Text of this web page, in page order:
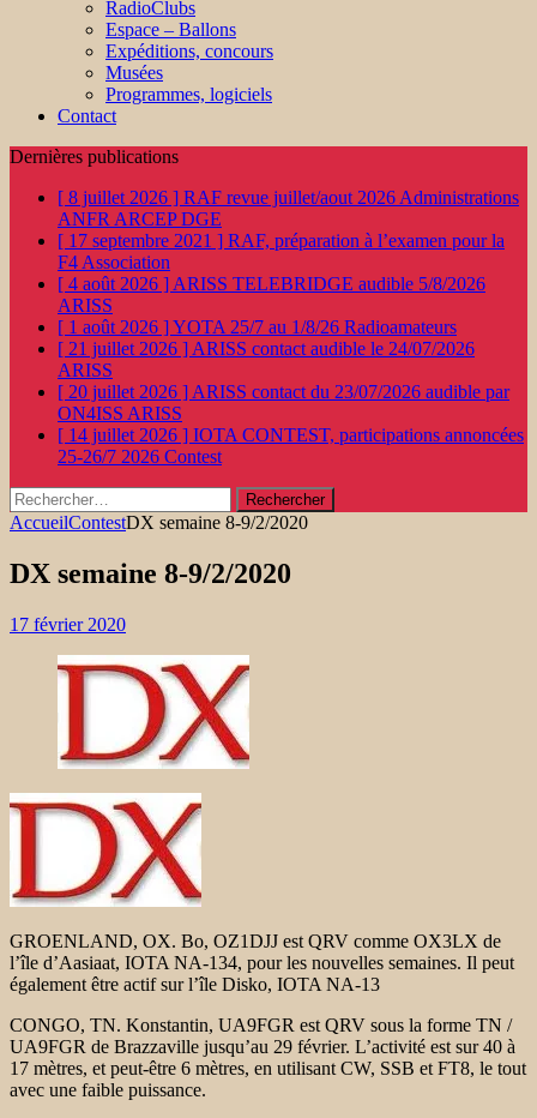
RadioClubs
Espace – Ballons
Expéditions, concours
Musées
Programmes, logiciels
Contact
Dernières publications
[ 8 juillet 2026 ] RAF revue juillet/aout 2026 Administrations
ANFR ARCEP DGE
[ 17 septembre 2021 ] RAF, préparation à l’examen pour la
F4 Association
[ 4 août 2026 ] ARISS TELEBRIDGE audible 5/8/2026
ARISS
[ 1 août 2026 ]YOTA 25/7 au 1/8/26 Radioamateurs
[ 21 juillet 2026 ] ARISS contact audible le 24/07/2026
ARISS
[ 20 juillet 2026 ] ARISS contact du 23/07/2026 audible par
ON4ISS ARISS
[ 14 juillet 2026 ] IOTA CONTEST, participations annoncées
25-26/7 2026 Contest
Rechercher :
AccueilContestDX semaine 8-9/2/2020
DX semaine 8-9/2/2020
17 février 2020
GROENLAND, OX. Bo, OZ1DJJ est QRV comme OX3LX de
l’île d’Aasiaat, IOTA NA-134, pour les nouvelles semaines. Il peut
également être actif sur l’île Disko, IOTA NA-13
CONGO, TN. Konstantin, UA9FGR est QRV sous la forme TN /
UA9FGR de Brazzaville jusqu’au 29 février. L’activité est sur 40 à
17 mètres, et peut-être 6 mètres, en utilisant CW, SSB et FT8, le tout
avec une faible puissance.